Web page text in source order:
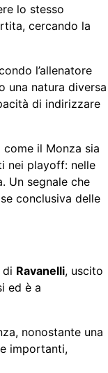
lo stesso
cercando la
l’allenatore
una natura diversa
di indirizzare
il Monza sia
nei playoff: nelle
Un segnale che
conclusiva delle
di Ravanelli, uscito
ed è a
nonostante una
importanti,